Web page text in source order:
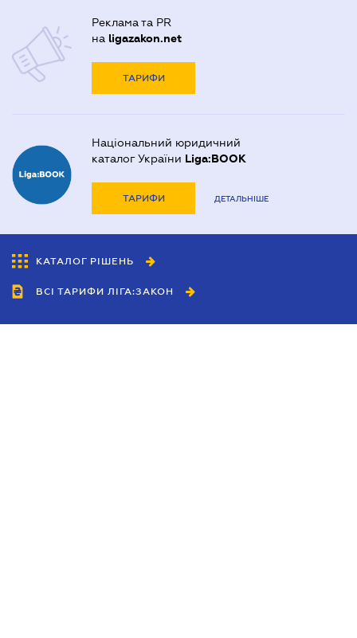
Реклама та PR
на ligazakon.net
ТАРИФИ
Національний юридичний
каталог України Liga:BOOK
ТАРИФИ ДЕТАЛЬНІШЕ
КАТАЛОГ РІШЕНЬ
ВСІ ТАРИФИ ЛІГА:ЗАКОН